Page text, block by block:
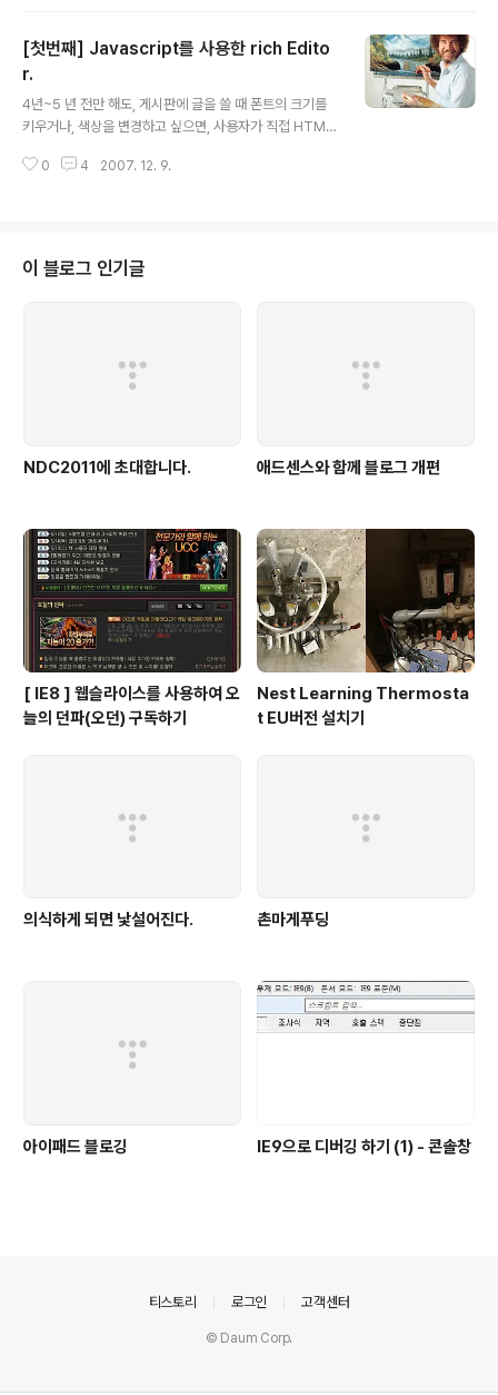
소드안에 인자값으로 italic 과 underline 을 주었습니다.
인자값의 자세한 내용은 다음 링크를 참조 하세요. http://
msdn2.microsoft.com/en-us/library/ms536419.
aspx http://tong.nate.com/quejeje/32484788 효
과가 적용되는것을 확인할 수 있습니다. 이제 우리..
[첫번째] Javascript를 사용한 rich Edito
r.
4년~5 년 전만 해도, 게시판에 글을 쓸 때 폰트의 크기를
키우거나, 색상을 변경하고 싶으면, 사용자가 직접 HTML
판에서 HTML을 지원해 줘야 가능한 일이었습니다. 그러
이죠. 하지만 최근 반ActiveX 지향적인 바람이 불면서, M
S IE에서만 동작하는 이러한 게시판에 대한 원성이 높아지
0 4 2007. 12. 9.
이 블로그 인기글
NDC2011에 초대합니다. 애드센스와 함께 블로그 개편
[ IE8 ] 웹슬라이스를 사용하여 오
늘의 던파(오던) 구독하기
Nest Learning Thermosta
t EU버전 설치기
의식하게 되면 낯설어진다. 촌마게푸딩
아이패드 블로깅 IE9으로 디버깅 하기 (1) - 콘솔창
티스토리 로그인 고객센터
© Daum Corp.